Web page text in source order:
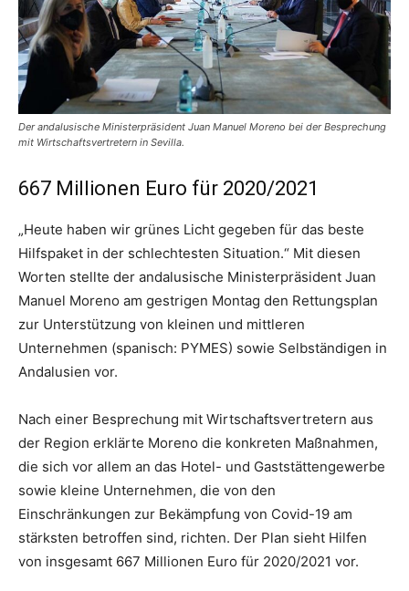
Der andalusische Ministerpräsident Juan Manuel Moreno bei der Besprechung
mit Wirtschaftsvertretern in Sevilla.
667 Millionen Euro für 2020/2021
„Heute haben wir grünes Licht gegeben für das beste
Hilfspaket in der schlechtesten Situation.“ Mit diesen
Worten stellte der andalusische Ministerpräsident Juan
Manuel Moreno am gestrigen Montag den Rettungsplan
zur Unterstützung von kleinen und mittleren
Unternehmen (spanisch: PYMES) sowie Selbständigen in
Andalusien vor.
Nach einer Besprechung mit Wirtschaftsvertretern aus
der Region erklärte Moreno die konkreten Maßnahmen,
die sich vor allem an das Hotel- und Gaststättengewerbe
sowie kleine Unternehmen, die von den
Einschränkungen zur Bekämpfung von Covid-19 am
stärksten betroffen sind, richten. Der Plan sieht Hilfen
von insgesamt 667 Millionen Euro für 2020/2021 vor.